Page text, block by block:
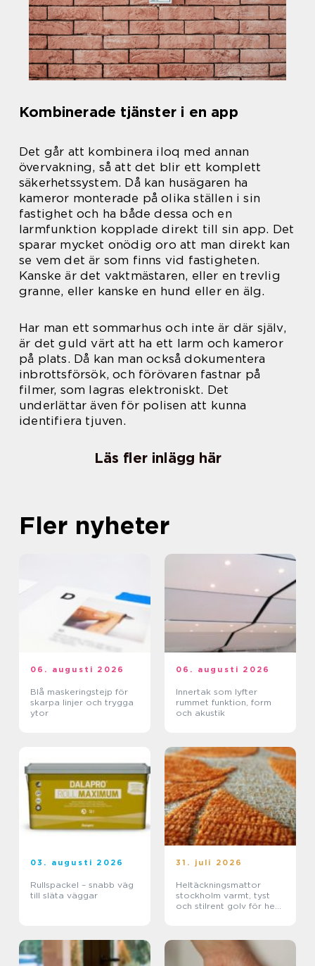
Kombinerade tjänster i en app
Det går att kombinera iloq med annan
övervakning, så att det blir ett komplett
säkerhetssystem. Då kan husägaren ha
kameror monterade på olika ställen i sin
fastighet och ha både dessa och en
larmfunktion kopplade direkt till sin app. Det
sparar mycket onödig oro att man direkt kan
se vem det är som finns vid fastigheten.
Kanske är det vaktmästaren, eller en trevlig
granne, eller kanske en hund eller en älg.
Har man ett sommarhus och inte är där själv,
är det guld värt att ha ett larm och kameror
på plats. Då kan man också dokumentera
inbrottsförsök, och förövaren fastnar på
filmer, som lagras elektroniskt. Det
underlättar även för polisen att kunna
identifiera tjuven.
Läs fler inlägg här
Fler nyheter
06. augusti 2026
Blå maskeringstejp för
skarpa linjer och trygga
ytor
06. augusti 2026
Innertak som lyfter
rummet funktion, form
och akustik
03. augusti 2026
Rullspackel – snabb väg
till släta väggar
31. juli 2026
Heltäckningsmattor
stockholm varmt, tyst
och stilrent golv för hem